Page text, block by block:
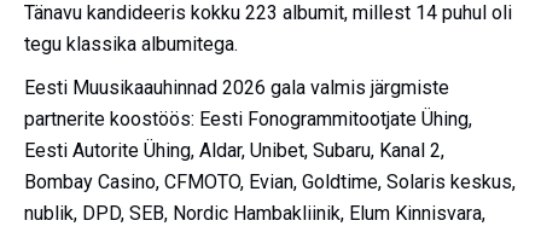
Tänavu kandideeris kokku 223 albumit, millest 14 puhul oli
tegu klassika albumitega.
Eesti Muusikaauhinnad 2026 gala valmis järgmiste
partnerite koostöös: Eesti Fonogrammitootjate Ühing,
Eesti Autorite Ühing, Aldar, Unibet, Subaru, Kanal 2,
Bombay Casino, CFMOTO, Evian, Goldtime, Solaris keskus,
nublik, DPD, SEB, Nordic Hambakliinik, Elum Kinnisvara,